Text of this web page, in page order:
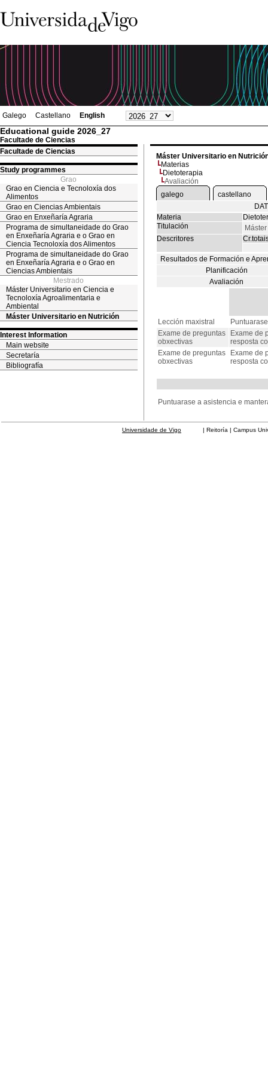
Galego Castellano English
Educational guide 2026_27
Facultade de Ciencias
Facultade de Ciencias
Study programmes
Grao
Grao en Ciencia e Tecnoloxía dos
Alimentos
Grao en Ciencias Ambientais
Grao en Enxeñaría Agraria
Programa de simultaneidade do Grao
en Enxeñaría Agraria e o Grao en
Ciencia Tecnoloxía dos Alimentos
Programa de simultaneidade do Grao
en Enxeñaría Agraria e o Grao en
Ciencias Ambientais
Mestrado
Máster Universitario en Ciencia e
Tecnoloxía Agroalimentaria e
Ambiental
Máster Universitario en Nutrición
Interest Information
Main website
Secretaría
Bibliografía
Máster Universitario en
Materias
Dietoterapia
Avaliación
galego
castellano
Materia
Titulación
Descritores
Resultados de Formación e
Planificación
Avaliación
Lección maxistral
Exame de preguntas
obxectivas
Exame de
resposta
Exame de preguntas
obxectivas
Exame de
resposta
Puntuarase a asistencia e
Universidade de Vigo | Reitoría | Campus